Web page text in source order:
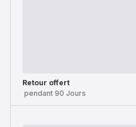
Retour offert
pendant 90 Jours